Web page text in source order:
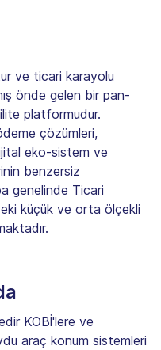
ve ticari karayolu
önde gelen bir pan-
platformudur.
çözümleri,
eko-sistem ve
benzersiz
genelinde Ticari
küçük ve orta ölçekli
KOBİ'lere ve
araç konum sistemleri